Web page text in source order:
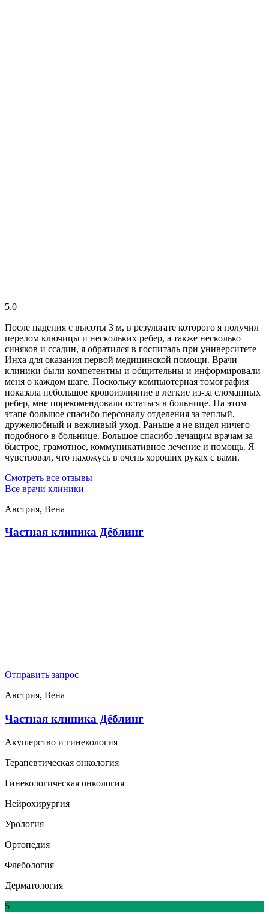
5.0
После падения с высоты 3 м, в результате которого я получил
перелом ключицы и нескольких ребер, а также несколько
синяков и ссадин, я обратился в госпиталь при университете
Инха для оказания первой медицинской помощи. Врачи
клиники были компетентны и общительны и информировали
меня о каждом шаге. Поскольку компьютерная томография
показала небольшое кровоизлияние в легкие из-за сломанных
ребер, мне порекомендовали остаться в больнице. На этом
этапе большое спасибо персоналу отделения за теплый,
дружелюбный и вежливый уход. Раньше я не видел ничего
подобного в больнице. Большое спасибо лечащим врачам за
быстрое, грамотное, коммуникативное лечение и помощь. Я
чувствовал, что нахожусь в очень хороших руках с вами.
Смотреть все отзывы
Все врачи клиники
Австрия, Вена
Частная клиника Дёблинг
Отправить запрос
Австрия, Вена
Частная клиника Дёблинг
Акушерство и гинекология
Терапевтическая онкология
Гинекологическая онкология
Нейрохирургия
Урология
Ортопедия
Флебология
Дерматология
5